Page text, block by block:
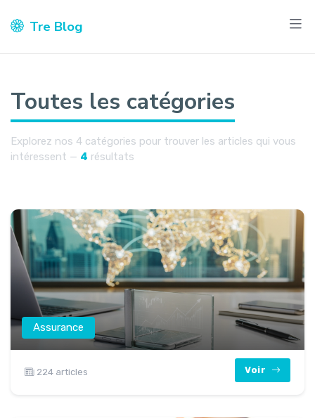
Tre Blog
Toutes les catégories
Explorez nos 4 catégories pour trouver les articles qui vous
intéressent — 4 résultats
Assurance
224 articles Voir